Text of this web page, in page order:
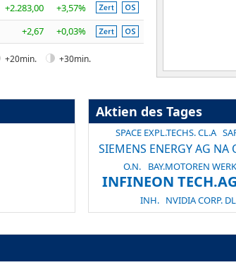
+2.283,00
+3,57%
+2,67 +0,03%
+20min.
+30min.
Aktien des Tages
SPACE EXPL.TECHS. CL.A
SIEMENS ENERGY AG NA
O.N. BAY.MOTOREN
INFINEON
INH. NVIDIA CORP.